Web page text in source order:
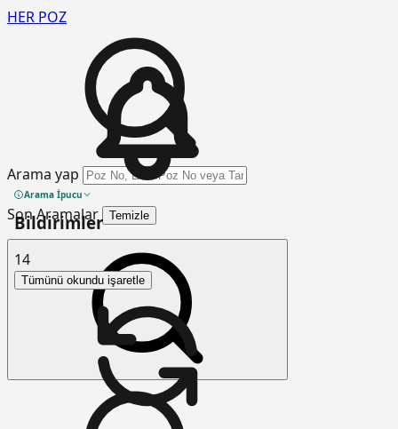
HER POZ
Arama yap
Arama İpucu
Son Aramalar Temizle
Bildirimler
14
Tümünü okundu işaretle